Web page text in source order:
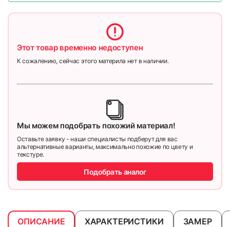
Этот товар временно недоступен
К сожалению, сейчас этого материла нет в наличии.
Мы можем подобрать похожий материал!
Оставьте заявку - наши специалисты подберут для вас
альтернативные варианты, максимально похожие по цвету и
текстуре.
Подобрать аналог
ОПИСАНИЕ ХАРАКТЕРИСТИКИ ЗАМЕР